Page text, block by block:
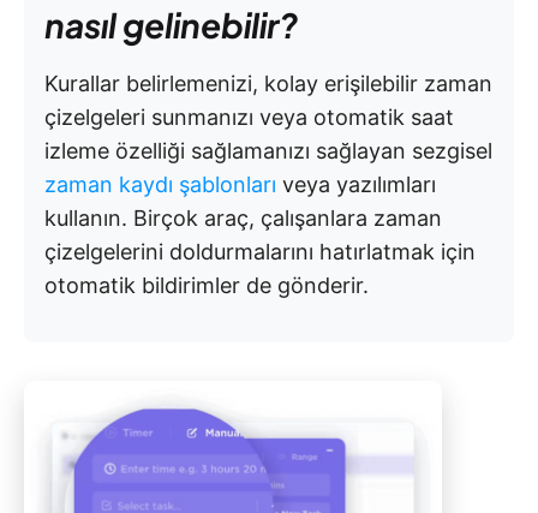
nasıl gelinebilir?
Kurallar belirlemenizi, kolay erişilebilir zaman
çizelgeleri sunmanızı veya otomatik saat
izleme özelliği sağlamanızı sağlayan sezgisel
zaman kaydı şablonları veya yazılımları
kullanın. Birçok araç, çalışanlara zaman
çizelgelerini doldurmalarını hatırlatmak için
otomatik bildirimler de gönderir.